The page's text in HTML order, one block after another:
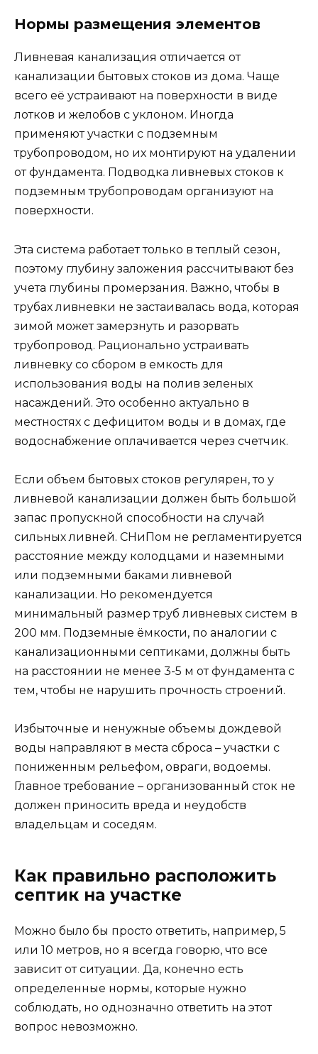
Нормы размещения элементов
Ливневая канализация отличается от
канализации бытовых стоков из дома. Чаще
всего её устраивают на поверхности в виде
лотков и желобов с уклоном. Иногда
применяют участки с подземным
трубопроводом, но их монтируют на удалении
от фундамента. Подводка ливневых стоков к
подземным трубопроводам организуют на
поверхности.
Эта система работает только в теплый сезон,
поэтому глубину заложения рассчитывают без
учета глубины промерзания. Важно, чтобы в
трубах ливневки не застаивалась вода, которая
зимой может замерзнуть и разорвать
трубопровод. Рационально устраивать
ливневку со сбором в емкость для
использования воды на полив зеленых
насаждений. Это особенно актуально в
местностях с дефицитом воды и в домах, где
водоснабжение оплачивается через счетчик.
Если объем бытовых стоков регулярен, то у
ливневой канализации должен быть большой
запас пропускной способности на случай
сильных ливней. СНиПом не регламентируется
расстояние между колодцами и наземными
или подземными баками ливневой
канализации. Но рекомендуется
минимальный размер труб ливневых систем в
200 мм. Подземные ёмкости, по аналогии с
канализационными септиками, должны быть
на расстоянии не менее 3-5 м от фундамента с
тем, чтобы не нарушить прочность строений.
Избыточные и ненужные объемы дождевой
воды направляют в места сброса – участки с
пониженным рельефом, овраги, водоемы.
Главное требование – организованный сток не
должен приносить вреда и неудобств
владельцам и соседям.
Как правильно расположить
септик на участке
Можно было бы просто ответить, например, 5
или 10 метров, но я всегда говорю, что все
зависит от ситуации. Да, конечно есть
определенные нормы, которые нужно
соблюдать, но однозначно ответить на этот
вопрос невозможно.